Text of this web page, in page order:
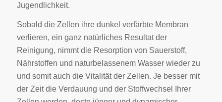
Jugendlichkeit.
Sobald die Zellen ihre dunkel verfärbte Membran
verlieren, ein ganz natürliches Resultat der
Reinigung, nimmt die Resorption von Sauerstoff,
Nährstoffen und naturbelassenem Wasser wieder zu
und somit auch die Vitalität der Zellen. Je besser mit
der Zeit die Verdauung und der Stoffwechsel Ihrer